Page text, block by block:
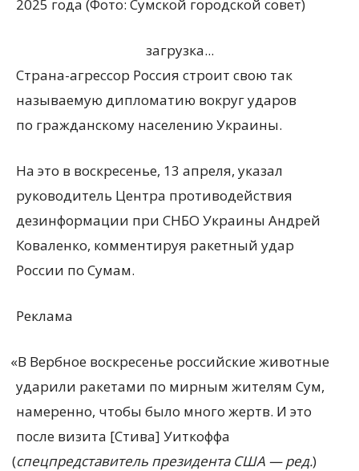
2025 года (Фото: Сумской городской совет)
загрузка...
Страна-агрессор Россия строит свою так
называемую дипломатию вокруг ударов
по гражданскому населению Украины.
На это в воскресенье, 13 апреля, указал
руководитель Центра противодействия
дезинформации при СНБО Украины Андрей
Коваленко, комментируя ракетный удар
России по Сумам.
Реклама
«В Вербное воскресенье российские животные
ударили ракетами по мирным жителям Сум,
намеренно, чтобы было много жертв. И это
после визита [Стива] Уиткоффа
(спецпредставитель президента США — ред.)